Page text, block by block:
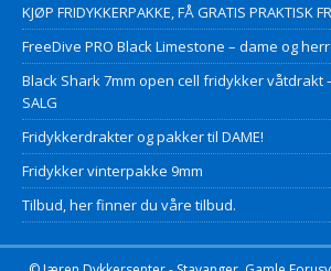
KJØP FRIDYKKERPAKKE, FÅ GRATIS PRAKTISK
FreeDive PRO Black Limestone – dame og
Black Shark 7mm open cell fridykker våtdrakt
SALG
Fridykkerdrakter og pakker til DAME!
Fridykker vinterpakke 9mm
Tilbud, her finner du våre tilbud.